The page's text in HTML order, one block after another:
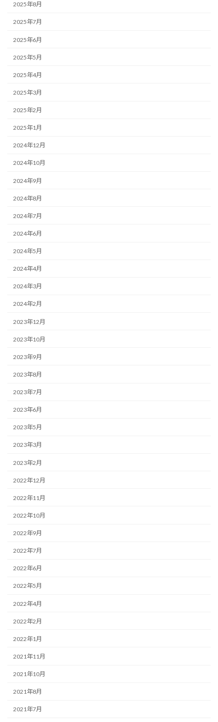
2025年8月
2025年7月
2025年6月
2025年5月
2025年4月
2025年3月
2025年2月
2025年1月
2024年12月
2024年10月
2024年9月
2024年8月
2024年7月
2024年6月
2024年5月
2024年4月
2024年3月
2024年2月
2023年12月
2023年10月
2023年9月
2023年8月
2023年7月
2023年6月
2023年5月
2023年3月
2023年2月
2022年12月
2022年11月
2022年10月
2022年9月
2022年7月
2022年6月
2022年5月
2022年4月
2022年2月
2022年1月
2021年11月
2021年10月
2021年8月
2021年7月